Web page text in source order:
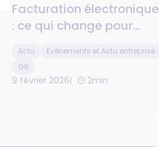
Facturation électronique
: ce qui change pour
vous accompagne
Actu
Evènements et Actu entreprise
G8
9 février 2026 2min